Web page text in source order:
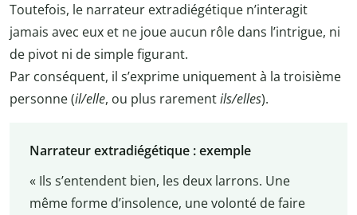
Toutefois, le narrateur extradiégétique n’interagit
jamais avec eux et ne joue aucun rôle dans l’intrigue, ni
de pivot ni de simple figurant.
Par conséquent, il s’exprime uniquement à la troisième
personne (il/elle, ou plus rarementils/elles).
Narrateur extradiégétique : exemple
« Ils s’entendent bien, les deux larrons. Une
même forme d’insolence, une volonté de faire